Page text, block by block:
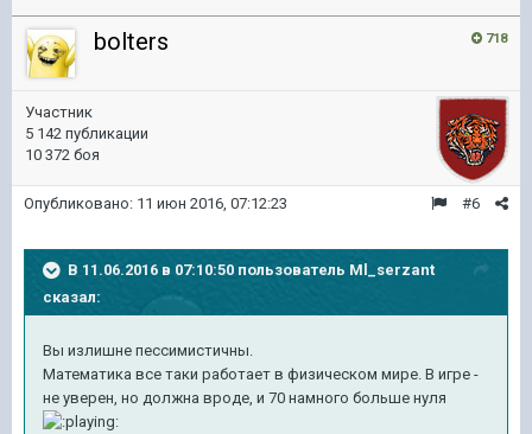
718
bolters
Участник
5 142 публикации
10 372 боя
#6
Опубликовано: 11 июн 2016, 07:12:23
В 11.06.2016 в 07:10:50 пользователь Ml_serzant
сказал:
Вы излишне пессимистичны.
Математика все таки работает в физическом мире. В игре -
не уверен, но должна вроде, и 70 намного больше нуля